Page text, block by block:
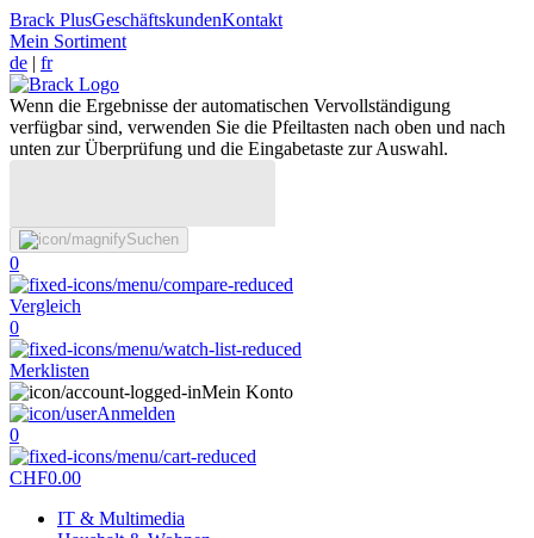
Brack PlusGeschäftskundenKontakt
Mein Sortiment
de | fr
Wenn die Ergebnisse der automatischen Vervollständigung
verfügbar sind, verwenden Sie die Pfeiltasten nach oben und nach
unten zur Überprüfung und die Eingabetaste zur Auswahl.
Suchen
0
Vergleich
0
Merklisten
Mein Konto
Anmelden
0
CHF0.00
IT & Multimedia